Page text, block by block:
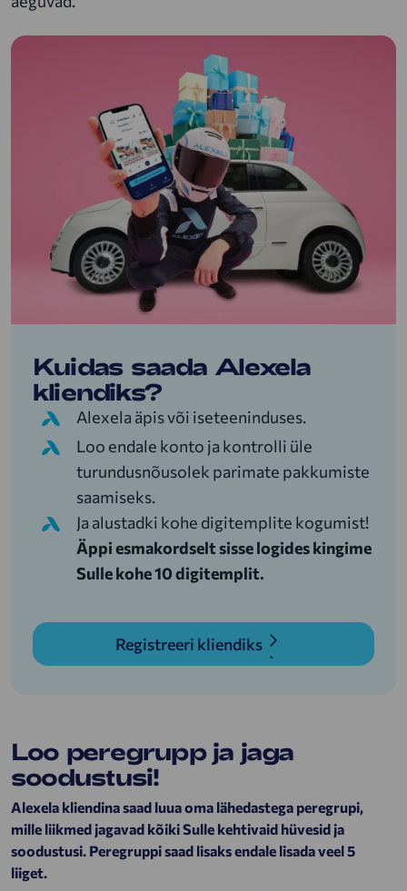
Kuidas saada Alexela
kliendiks?
Alexela äpis või iseteeninduses.
Loo endale konto ja kontrolli üle
turundusnõusolek parimate pakkumiste
saamiseks.
Ja alustadki kohe digitemplite kogumist!
Äppi esmakordselt sisse logides kingime
Sulle kohe 10 digitemplit.
Registreeri kliendiks
Loo peregrupp ja jaga
soodustusi!
Alexela kliendina saad luua oma lähedastega peregrupi,
mille liikmed jagavad kõiki Sulle kehtivaid hüvesid ja
soodustusi. Peregruppi saad lisaks endale lisada veel 5
liiget.